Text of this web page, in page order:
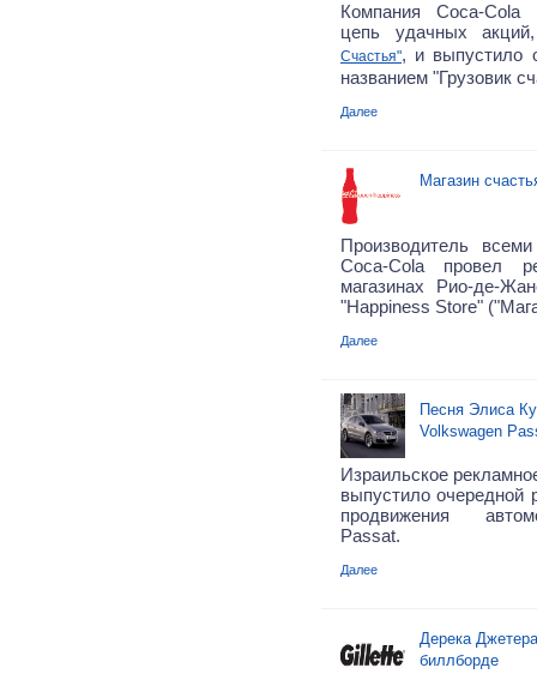
Компания Coca-Cola
цепь удачных
Счастья", и выпустило
названием "Грузовик
Далее
Магазин
Производитель
Coca-Cola провел
магазинах Рио-де-
"Happiness Store"
Далее
Песня Элиса
Volkswagen
Израильское
выпустило очередной
продвижения
Passat.
Далее
Дерека
биллборде